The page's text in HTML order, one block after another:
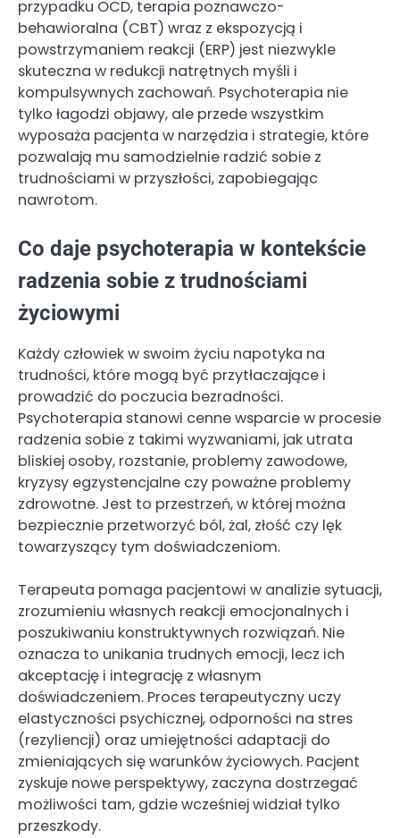
przypadku OCD, terapia poznawczo-
behawioralna (CBT) wraz z ekspozycją i
powstrzymaniem reakcji (ERP) jest niezwykle
skuteczna w redukcji natrętnych myśli i
kompulsywnych zachowań. Psychoterapia nie
tylko łagodzi objawy, ale przede wszystkim
wyposaża pacjenta w narzędzia i strategie, które
pozwalają mu samodzielnie radzić sobie z
trudnościami w przyszłości, zapobiegając
nawrotom.
Co daje psychoterapia w kontekście
radzenia sobie z trudnościami
życiowymi
Każdy człowiek w swoim życiu napotyka na
trudności, które mogą być przytłaczające i
prowadzić do poczucia bezradności.
Psychoterapia stanowi cenne wsparcie w procesie
radzenia sobie z takimi wyzwaniami, jak utrata
bliskiej osoby, rozstanie, problemy zawodowe,
kryzysy egzystencjalne czy poważne problemy
zdrowotne. Jest to przestrzeń, w której można
bezpiecznie przetworzyć ból, żal, złość czy lęk
towarzyszący tym doświadczeniom.
Terapeuta pomaga pacjentowi w analizie sytuacji,
zrozumieniu własnych reakcji emocjonalnych i
poszukiwaniu konstruktywnych rozwiązań. Nie
oznacza to unikania trudnych emocji, lecz ich
akceptację i integrację z własnym
doświadczeniem. Proces terapeutyczny uczy
elastyczności psychicznej, odporności na stres
(rezyliencji) oraz umiejętności adaptacji do
zmieniających się warunków życiowych. Pacjent
zyskuje nowe perspektywy, zaczyna dostrzegać
możliwości tam, gdzie wcześniej widział tylko
przeszkody.